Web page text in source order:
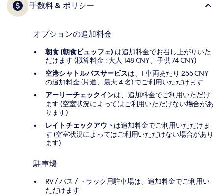
手数料 & ポリシー
オプションの追加料金
朝食 (朝食ビュッフェ) は追加料金でお召し上がりいた
だけます (概算料金 : 大人 148 CNY、子供 74 CNY)
空港シャトルバスサービスは、1 車両あたり 255 CNY
の追加料金 (片道、最大 4 名) でご利用いただけます
アーリーチェックインは、追加料金でご利用いただけ
ます (空室状況によってはご利用いただけない場合があ
ります)
レイトチェックアウトは追加料金でご利用いただけま
す (空室状況によってはご利用いただけない場合があり
ます)
駐車場
RV / バス / トラック用駐車場は、追加料金でご利用い
ただけます